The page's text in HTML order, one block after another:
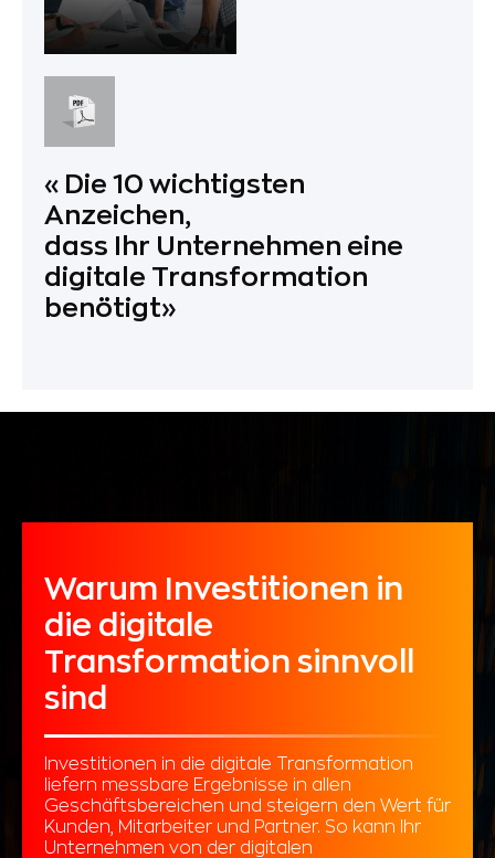
«Die 10 wichtigsten
Anzeichen,
dass Ihr Unternehmen eine
digitale Transformation
benötigt»
Warum Investitionen in
die digitale
Transformation sinnvoll
sind
Investitionen in die digitale Transformation
liefern messbare Ergebnisse in allen
Geschäftsbereichen und steigern den Wert für
Kunden, Mitarbeiter und Partner. So kann Ihr
Unternehmen von der digitalen